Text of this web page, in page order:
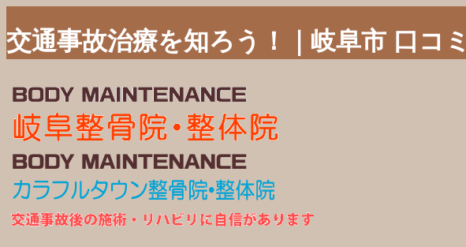
交通事故治療を知ろう！｜岐阜市 口コ